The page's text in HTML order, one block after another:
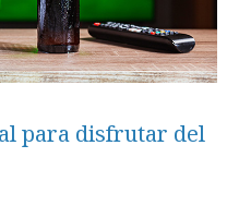
para disfrutar del